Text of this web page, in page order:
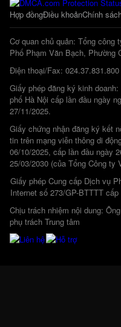
Hợp đồngĐiều khoảnChính
Cơ quan chủ quản: Tổng công
Phố Phạm Văn Bạch, Phường
Điện thoại/Fax:
Giấy phép đăng ký kinh
phố Hà Nội cấp lần đầu ngày
27/11/2025.
Giấy chứng nhận đăng ký kết
tin trên mạng viễn thông di
06/10/2025, cấp lần đầu ngày
25/03/2030 (của Tổng Công ty
Giấy phép Cung cấp Dịch vụ
Internet số 273/GP-BTTTT cấp
Chịu trách nhiệm nội dung:
phụ trách Trung tâm